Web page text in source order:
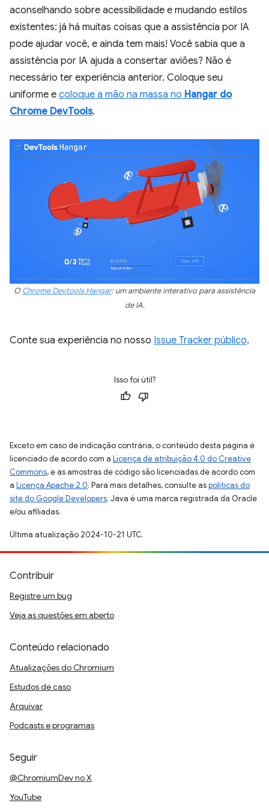
aconselhando sobre acessibilidade e mudando estilos
existentes: já há muitas coisas que a assistência por IA
pode ajudar você, e ainda tem mais! Você sabia que a
assistência por IA ajuda a consertar aviões? Não é
necessário ter experiência anterior. Coloque seu
uniforme e coloque a mão na massa no Hangar do
Chrome DevTools.
OChrome Devtools Hangar: um ambiente interativo para assistência
de IA.
Conte sua experiência no nosso Issue Tracker público.
Isso foi útil?
Exceto em caso de indicação contrária, o conteúdo desta página é
licenciado de acordo com a Licença de atribuição 4.0 do Creative
Commons, e as amostras de código são licenciadas de acordo com
a Licença Apache 2.0. Para mais detalhes, consulte aspolíticas do
site do Google Developers. Java é uma marca registrada da Oracle
e/ou afiliadas.
Última atualização 2024-10-21 UTC.
Contribuir
Registre um bug
Veja as questões em aberto
Conteúdo relacionado
Atualizações do Chromium
Estudos de caso
Arquivar
Podcasts e programas
Seguir
@ChromiumDev no X
YouTube